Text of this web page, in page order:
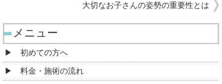
大切なお子さんの姿勢の重要性とは
メニュー
初めての方へ
料金・施術の流れ